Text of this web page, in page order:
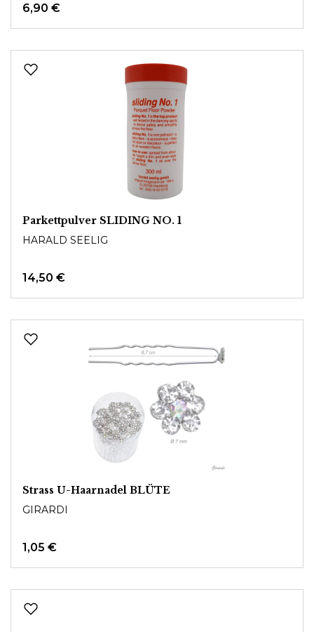
6,90 €
Parkettpulver SLIDING NO. 1
HARALD SEELIG
14,50 €
Strass U-Haarnadel BLÜTE
GIRARDI
1,05 €